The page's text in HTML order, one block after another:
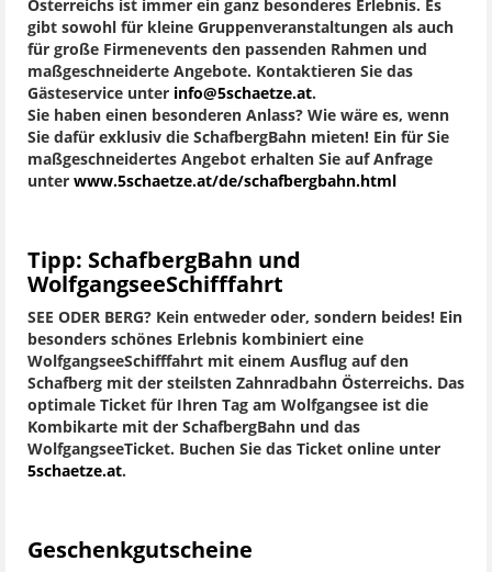
Österreichs ist immer ein ganz besonderes Erlebnis. Es
gibt sowohl für kleine Gruppenveranstaltungen als auch
für große Firmenevents den passenden Rahmen und
maßgeschneiderte Angebote. Kontaktieren Sie das
Gästeservice unter info@5schaetze.at.
Sie haben einen besonderen Anlass? Wie wäre es, wenn
Sie dafür exklusiv die SchafbergBahn mieten! Ein für Sie
maßgeschneidertes Angebot erhalten Sie auf Anfrage
unter www.5schaetze.at/de/schafbergbahn.html
Tipp: SchafbergBahn und
WolfgangseeSchifffahrt
SEE ODER BERG? Kein entweder oder, sondern beides! Ein
besonders schönes Erlebnis kombiniert eine
WolfgangseeSchifffahrt mit einem Ausflug auf den
Schafberg mit der steilsten Zahnradbahn Österreichs. Das
optimale Ticket für Ihren Tag am Wolfgangsee ist die
Kombikarte mit der SchafbergBahn und das
WolfgangseeTicket. Buchen Sie das Ticket online unter
5schaetze.at.
Geschenkgutscheine